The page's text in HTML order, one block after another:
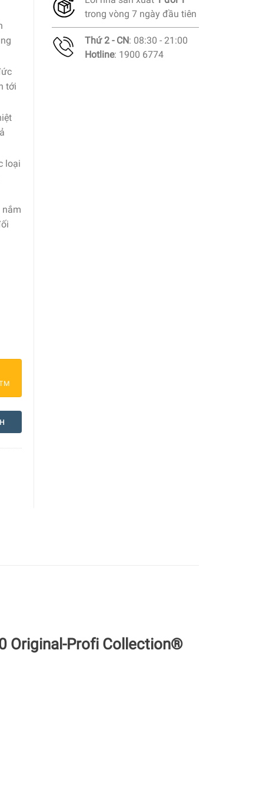
tới
loại
nắm
Profi Collection® số lượng
trong vòng 7 ngày đầu tiên
Thứ 2 - CN: 08:30 - 21:00
Hotline: 1900 6774
Original-Profi Collection®